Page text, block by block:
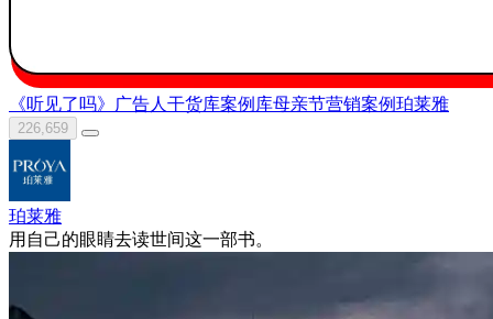
《听见了吗》 广告人干货库案例库母亲节营销案例珀莱雅
226,659
珀莱雅
用自己的眼睛去读世间这一部书。